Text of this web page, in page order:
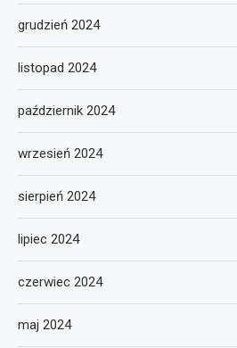
grudzień 2024
listopad 2024
październik 2024
wrzesień 2024
sierpień 2024
lipiec 2024
czerwiec 2024
maj 2024